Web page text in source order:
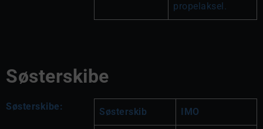
propelaksel.
Søsterskibe
Søsterskibe: Søsterskib IMO